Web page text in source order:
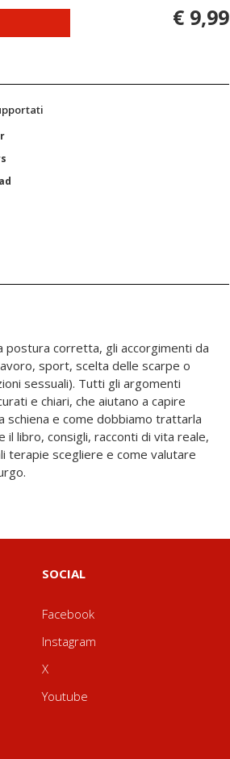
€ 9,99
postura corretta, gli accorgimenti da
sport, scelta delle scarpe o
sessuali). Tutti gli argomenti
e chiari, che aiutano a capire
schiena e come dobbiamo trattarla
libro, consigli, racconti di vita reale,
SOCIAL
Facebook
Instagram
X
Youtube